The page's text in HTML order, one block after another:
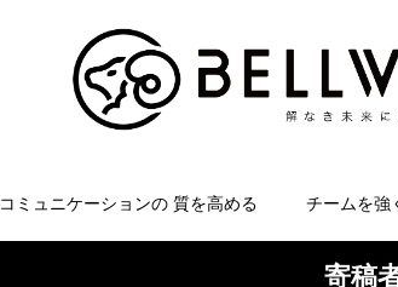
コミュニケーションの 質を高める チームを強
寄稿